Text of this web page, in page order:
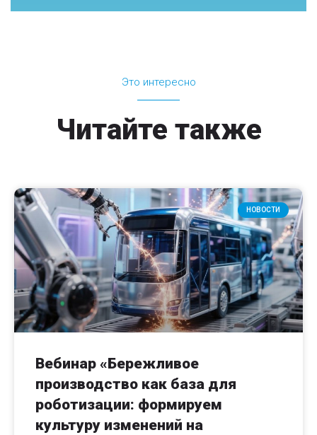
Это интересно
Читайте также
НОВОСТИ
Вебинар «Бережливое
производство как база для
роботизации: формируем
культуру изменений на